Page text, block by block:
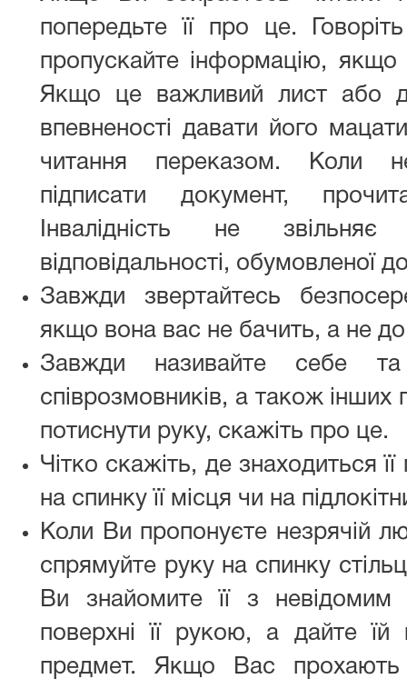
попередьте її про це.
пропускайте інформацію,
Якщо це важливий лист або
впевненості давати його
читання переказом. Коли
підписати документ,
Інвалідність не
відповідальності, обумовленої
Завжди звертайтесь
якщо вона вас не бачить, а не до
Завжди називайте себе та
співрозмовників, а також інших
потиснути руку, скажіть про це.
Чітко скажіть, де знаходиться
на спинку її місця чи на
Коли Ви пропонуєте незрячій
спрямуйте руку на спинку
Ви знайомите її з
поверхні її рукою, а дайте їй
предмет. Якщо Вас прохають